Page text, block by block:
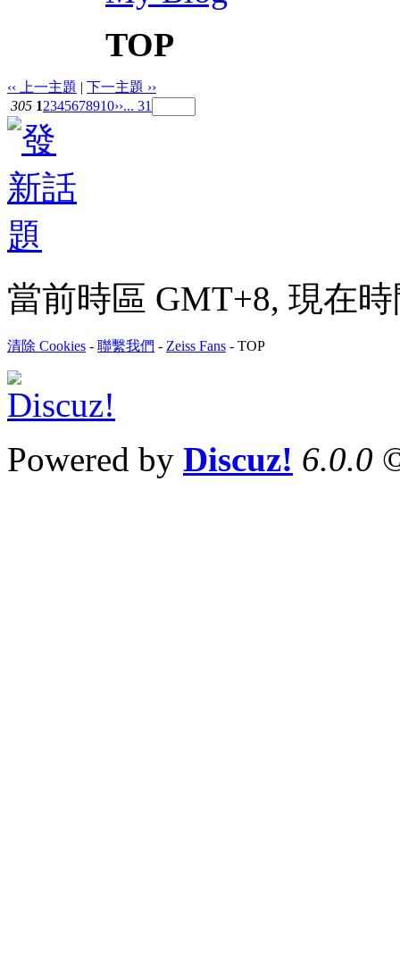
TOP
‹‹ 上一主題 | 下一主題 ››
305 12345678910››... 31
當前時區 GMT+8, 現在
清除 Cookies - 聯繫我們 - Zeiss Fans - TOP
Powered by Discuz! 6.0.0